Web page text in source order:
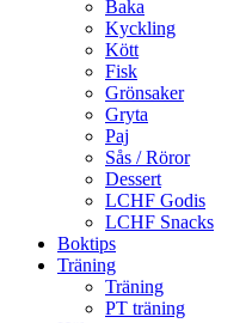
Baka
Kyckling
Kött
Fisk
Grönsaker
Gryta
Paj
Sås / Röror
Dessert
LCHF Godis
LCHF Snacks
Boktips
Träning
Träning
PT träning